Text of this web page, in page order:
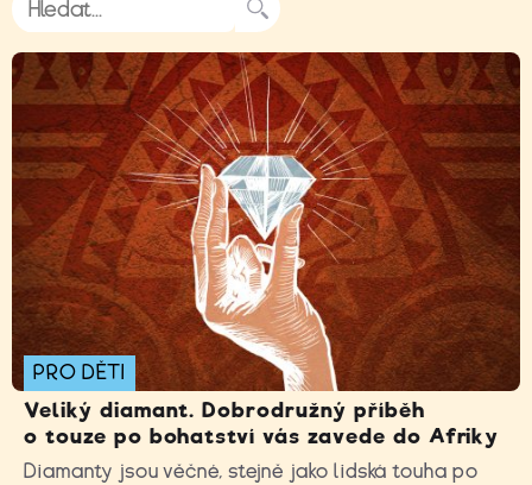
PRO DĚTI
Veliký diamant. Dobrodružný příběh
o touze po bohatství vás zavede do Afriky
Diamanty jsou věčné, stejně jako lidská touha po